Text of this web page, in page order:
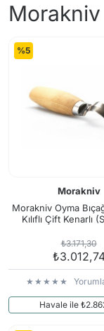
%5
Morakniv
Morakniv Oyma
Kılıflı Çift Kenarlı
₺3.171,30
Havale ile